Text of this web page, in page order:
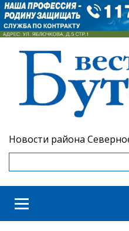
Новости района